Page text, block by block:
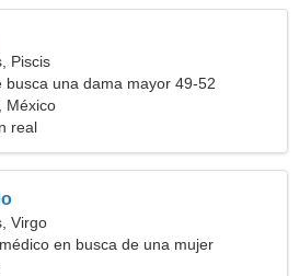
Piscis
busca una dama mayor 49-52
México
real
Virgo
en busca de una mujer